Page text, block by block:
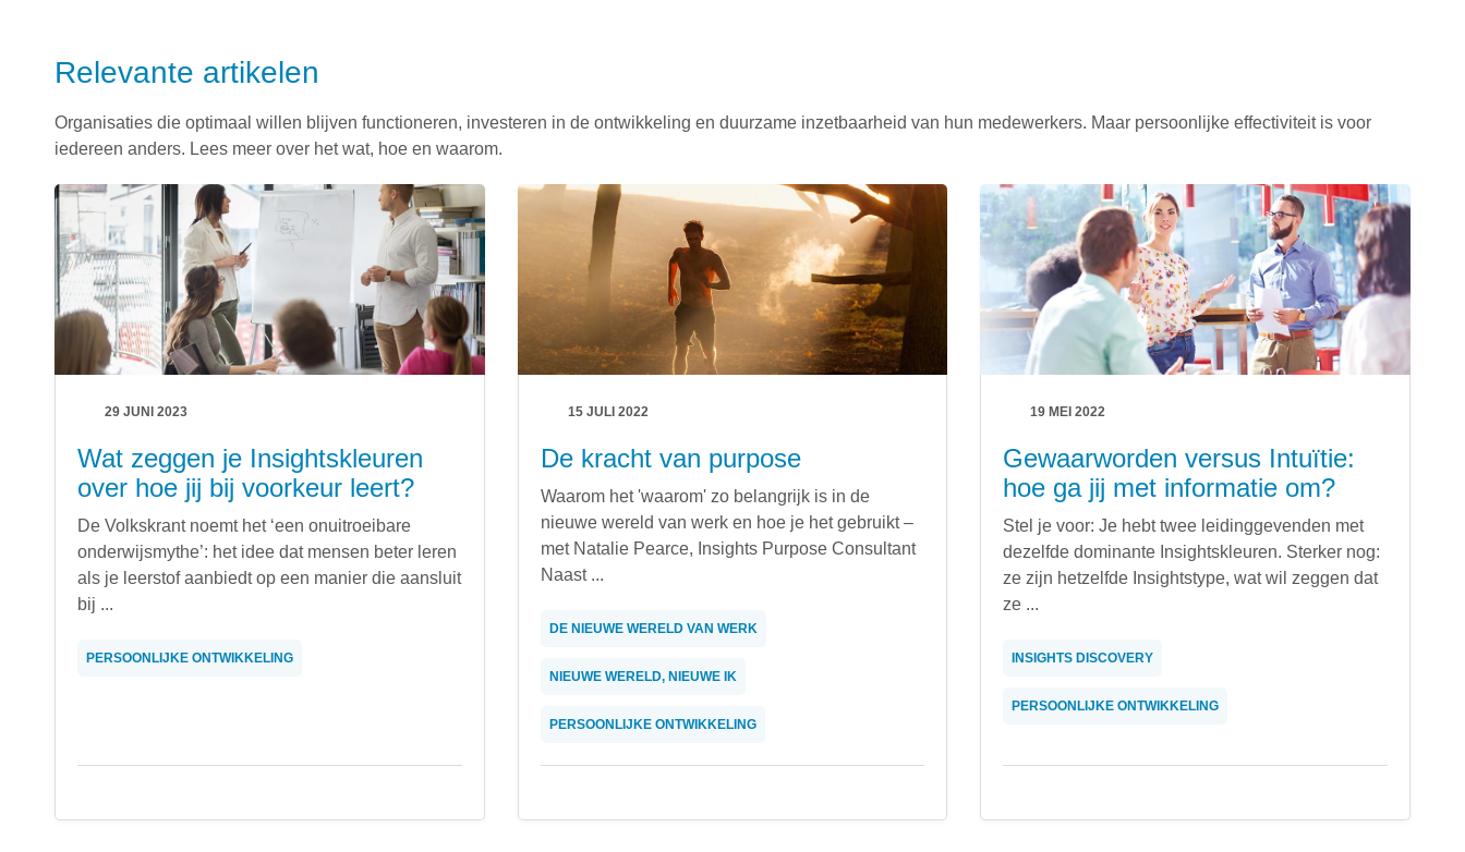
Relevante artikelen
Organisaties die optimaal willen blijven functioneren, investeren in de ontwikkeling en duurzame inzetbaarheid van hun medewerkers. Maar persoonlijke effectiviteit is voor
iedereen anders. Lees meer over het wat, hoe en waarom.
29 JUNI 2023
Wat zeggen je Insightskleuren
over hoe jij bij voorkeur leert?
De Volkskrant noemt het ‘een onuitroeibare
onderwijsmythe’: het idee dat mensen beter leren
als je leerstof aanbiedt op een manier die aansluit
bij ...
PERSOONLIJKE ONTWIKKELING
15 JULI 2022
De kracht van purpose
Waarom het 'waarom' zo belangrijk is in de
nieuwe wereld van werk en hoe je het gebruikt –
met Natalie Pearce, Insights Purpose Consultant
Naast ...
DE NIEUWE WERELD VAN WERK
NIEUWE WERELD, NIEUWE IK
PERSOONLIJKE ONTWIKKELING
19 MEI 2022
Gewaarworden versus Intuïtie:
hoe ga jij met informatie om?
Stel je voor: Je hebt twee leidinggevenden met
dezelfde dominante Insightskleuren. Sterker nog:
ze zijn hetzelfde Insightstype, wat wil zeggen dat
ze ...
INSIGHTS DISCOVERY
PERSOONLIJKE ONTWIKKELING